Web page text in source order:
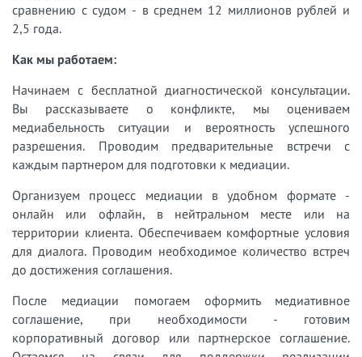
сравнению с судом - в среднем 12 миллионов рублей и
2,5 года.
Как мы работаем:
Начинаем с бесплатной диагностической консультации.
Вы рассказываете о конфликте, мы оцениваем
медиабельность ситуации и вероятность успешного
разрешения. Проводим предварительные встречи с
каждым партнером для подготовки к медиации.
Организуем процесс медиации в удобном формате -
онлайн или офлайн, в нейтральном месте или на
территории клиента. Обеспечиваем комфортные условия
для диалога. Проводим необходимое количество встреч
до достижения соглашения.
После медиации помогаем оформить медиативное
соглашение, при необходимости - готовим
корпоративный договор или партнерское соглашение.